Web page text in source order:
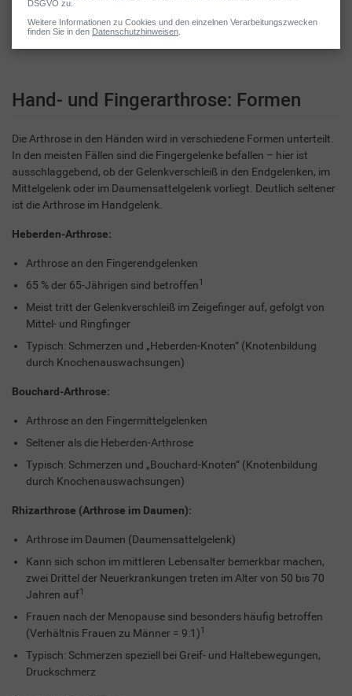
Schwellungen, Knotenbildung (speziell bei Heberden- und
Bouchard-Arthrose)
Hand- und Fingerarthrose: Formen
Die Arthrose in den Händen wird in verschiedene Formen unterteilt.
In den meisten Fällen sind die Fingergelenke befallen – hier ist
ausschlaggebend, ob der Gelenkverschleiß in den Endgelenken, im
Mittelgelenk oder im Daumensattelgelenk vorliegt. Deutlich seltener
ist die Arthrose im Handgelenk.
Heberden-Arthrose:
Arthrose an den Fingerendgelenken
65 % der 65-Jährigen sind betroffen1
Meist tritt der Gelenkverschleiß im Zeigefinger auf, gefolgt von
Mittel- und Ringfinger
Typisch: Schmerzen und „Heberden-Knoten“ (Knotenbildung
durch Knochenauswachsungen)
Bouchard-Arthrose:
Arthrose an den Fingermittelgelenken
Seltener als die Heberden-Arthrose
Typisch: Schmerzen und „Bouchard-Knoten“ (Knotenbildung
durch Knochenauswachsungen)
Rhizarthrose (Arthrose im Daumen):
Arthrose im Daumen (Daumensattelgelenk)
Kann sich schon im mittleren Lebensalter bemerkbar machen,
zwei Drittel der Neuerkrankungen treten im Alter von 50 bis 70
Jahren auf1
Frauen nach der Menopause sind besonders häufig betroffen
(Verhältnis Frauen zu Männer = 9:1)1
Typisch: Schmerzen speziell bei Greif- und Haltebewegungen,
Druckschmerz